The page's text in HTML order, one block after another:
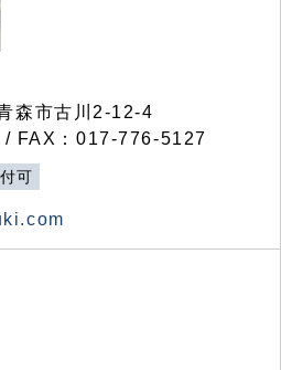
森市古川2-12-4
FAX：017-776-5127
可